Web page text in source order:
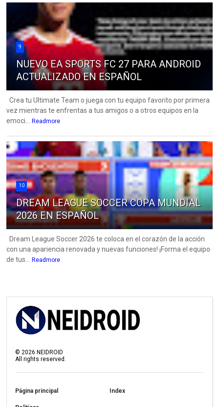
9
NUEVO EA SPORTS FC 27 PARA ANDROID
ACTUALIZADO EN ESPAÑOL
Crea tu Ultimate Team o juega con tu equipo favorito por primera
vez mientras te enfrentas a tus amigos o a otros equipos en la
emoci...
Readmore
10
DREAM LEAGUE SOCCER COPA MUNDIAL
2026 EN ESPAÑOL
Dream League Soccer 2026 te coloca en el corazón de la acción
con una apariencia renovada y nuevas funciones! ¡Forma el equipo
de tus...
Readmore
© 2026 NEIDROID
All rights reserved.
Página principal Index